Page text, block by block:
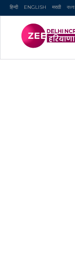
हिन्दी ENGLISH मराठी বাংলা